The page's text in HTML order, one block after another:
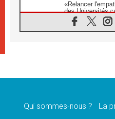
«Relancer
des Universités
08.08.2026
Signis 2026,
07.08.2026
07.08.2026
Qui sommes-nous ? La